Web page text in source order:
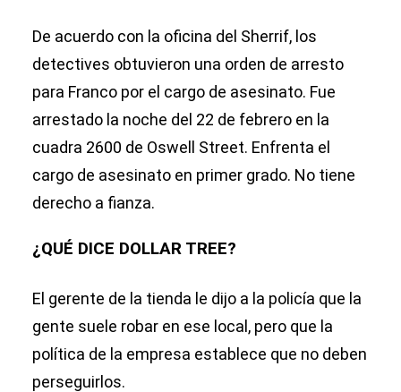
De acuerdo con la oficina del Sherrif, los
detectives obtuvieron una orden de arresto
para Franco por el cargo de asesinato. Fue
arrestado la noche del 22 de febrero en la
cuadra 2600 de Oswell Street. Enfrenta el
cargo de asesinato en primer grado. No tiene
derecho a fianza.
¿QUÉ DICE DOLLAR TREE?
El gerente de la tienda le dijo a la policía que la
gente suele robar en ese local, pero que la
política de la empresa establece que no deben
perseguirlos.